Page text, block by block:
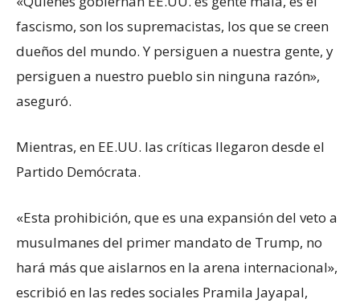
fascismo, son los supremacistas, los que se creen
dueños del mundo. Y persiguen a nuestra gente, y
persiguen a nuestro pueblo sin ninguna razón»,
aseguró.
Mientras, en EE.UU. las críticas llegaron desde el
Partido Demócrata.
«Esta prohibición, que es una expansión del veto a
musulmanes del primer mandato de Trump, no
hará más que aislarnos en la arena internacional»,
escribió en las redes sociales Pramila Jayapal,